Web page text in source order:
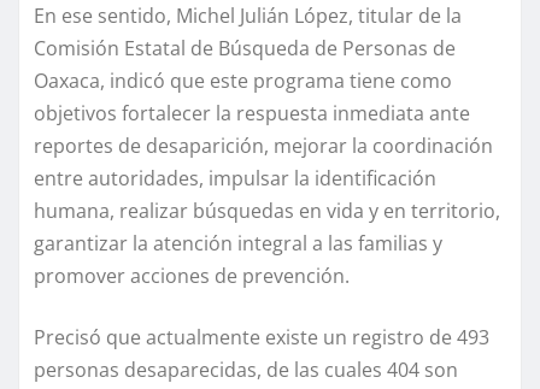
En ese sentido, Michel Julián López, titular de la
Comisión Estatal de Búsqueda de Personas de
Oaxaca, indicó que este programa tiene como
objetivos fortalecer la respuesta inmediata ante
reportes de desaparición, mejorar la coordinación
entre autoridades, impulsar la identificación
humana, realizar búsquedas en vida y en territorio,
garantizar la atención integral a las familias y
promover acciones de prevención.
Precisó que actualmente existe un registro de 493
personas desaparecidas, de las cuales 404 son